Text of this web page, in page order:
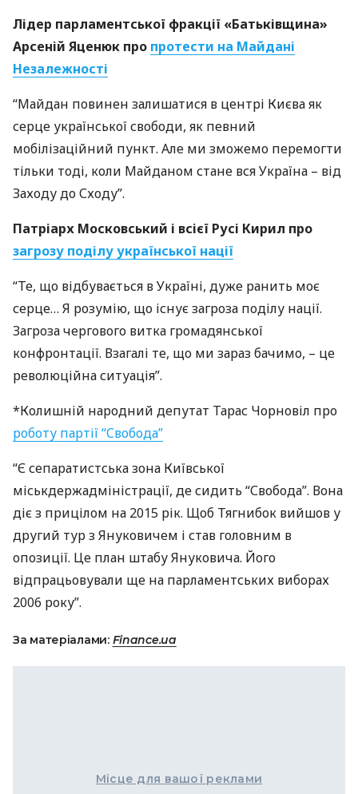
Лідер парламентської фракції «Батьківщина»
Арсеній Яценюк про протести на Майдані
Незалежності
“Майдан повинен залишатися в центрі Києва як
серце української свободи, як певний
мобілізаційний пункт. Але ми зможемо перемогти
тільки тоді, коли Майданом стане вся Україна – від
Заходу до Сходу”.
Патріарх Московський і всієї Русі Кирил про
загрозу поділу української нації
“Те, що відбувається в Україні, дуже ранить моє
серце… Я розумію, що існує загроза поділу нації.
Загроза чергового витка громадянської
конфронтації. Взагалі те, що ми зараз бачимо, – це
революційна ситуація”.
*Колишній народний депутат Тарас Чорновіл про
роботу партії “Свобода”
“Є сепаратистська зона Київської
міськдержадміністрації, де сидить “Свобода”. Вона
діє з прицілом на 2015 рік. Щоб Тягнибок вийшов у
другий тур з Януковичем і став головним в
опозиції. Це план штабу Януковича. Його
відпрацьовували ще на парламентських виборах
2006 року”.
За матеріалами: Finance.ua
Місце для вашої реклами